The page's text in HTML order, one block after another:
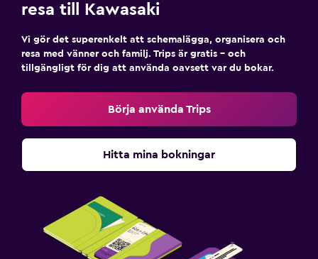
resa till Kawasaki
Vi gör det superenkelt att schemalägga, organisera och
resa med vänner och familj. Trips är gratis – och
tillgängligt för dig att använda oavsett var du bokar.
Börja använda Trips
Hitta mina bokningar